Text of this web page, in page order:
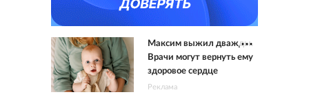
Максим выжил дважды.
Врачи могут вернуть ему
здоровое сердце
Реклама